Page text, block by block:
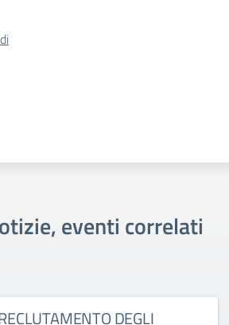
eventi correlati
DEGLI